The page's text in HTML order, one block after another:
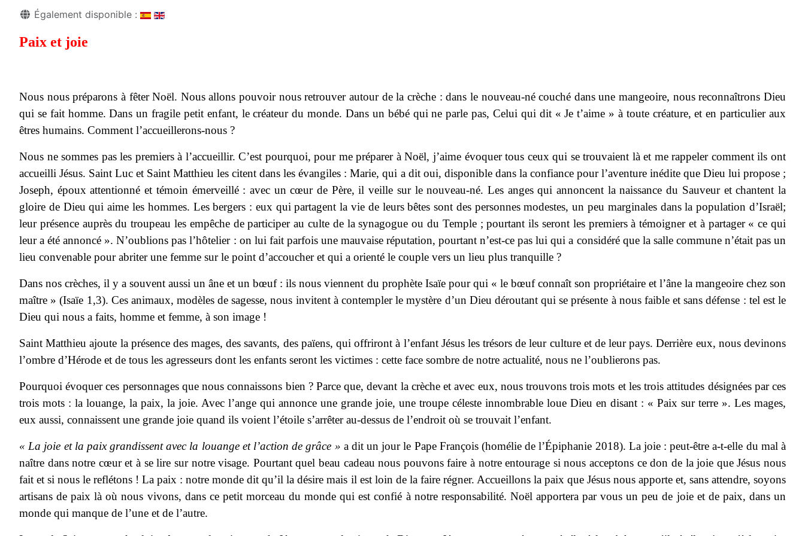
DétailsÉgalement disponible :
Paix et joie
Nous nous préparons à fêter Noël. Nous allons pouvoir nous retrouver autour de la crèche : dans le nouveau-né couché dans une mangeoire, nous reconnaîtrons Dieu
qui se fait homme. Dans un fragile petit enfant, le créateur du monde. Dans un bébé qui ne parle pas, Celui qui dit « Je t’aime » à toute créature, et en particulier aux
êtres humains. Comment l’accueillerons-nous ?
Nous ne sommes pas les premiers à l’accueillir. C’est pourquoi, pour me préparer à Noël, j’aime évoquer tous ceux qui se trouvaient là et me rappeler comment ils ont
accueilli Jésus. Saint Luc et Saint Matthieu les citent dans les évangiles : Marie, qui a dit oui, disponible dans la confiance pour l’aventure inédite que Dieu lui propose ;
Joseph, époux attentionné et témoin émerveillé : avec un cœur de Père, il veille sur le nouveau-né. Les anges qui annoncent la naissance du Sauveur et chantent la
gloire de Dieu qui aime les hommes. Les bergers : eux qui partagent la vie de leurs bêtes sont des personnes modestes, un peu marginales dans la population d’Israël;
leur présence auprès du troupeau les empêche de participer au culte de la synagogue ou du Temple ; pourtant ils seront les premiers à témoigner et à partager « ce qui
leur a été annoncé ». N’oublions pas l’hôtelier : on lui fait parfois une mauvaise réputation, pourtant n’est-ce pas lui qui a considéré que la salle commune n’était pas un
lieu convenable pour abriter une femme sur le point d’accoucher et qui a orienté le couple vers un lieu plus tranquille ?
Dans nos crèches, il y a souvent aussi un âne et un bœuf : ils nous viennent du prophète Isaïe pour qui « le bœuf connaît son propriétaire et l’âne la mangeoire chez son
maître » (Isaïe 1,3). Ces animaux, modèles de sagesse, nous invitent à contempler le mystère d’un Dieu déroutant qui se présente à nous faible et sans défense : tel est le
Dieu qui nous a faits, homme et femme, à son image !
Saint Matthieu ajoute la présence des mages, des savants, des païens, qui offriront à l’enfant Jésus les trésors de leur culture et de leur pays. Derrière eux, nous devinons
l’ombre d’Hérode et de tous les agresseurs dont les enfants seront les victimes : cette face sombre de notre actualité, nous ne l’oublierons pas.
Pourquoi évoquer ces personnages que nous connaissons bien ? Parce que, devant la crèche et avec eux, nous trouvons trois mots et les trois attitudes désignées par ces
trois mots : la louange, la paix, la joie. Avec l’ange qui annonce une grande joie, une troupe céleste innombrable loue Dieu en disant : « Paix sur terre ». Les mages,
eux aussi, connaissent une grande joie quand ils voient l’étoile s’arrêter au-dessus de l’endroit où se trouvait l’enfant.
« La joie et la paix grandissent avec la louange et l’action de grâce » a dit un jour le Pape François (homélie de l’Épiphanie 2018). La joie : peut-être a-t-elle du mal à
naître dans notre cœur et à se lire sur notre visage. Pourtant quel beau cadeau nous pouvons faire à notre entourage si nous acceptons ce don de la joie que Jésus nous
fait et si nous le reflétons ! La paix : notre monde dit qu’il la désire mais il est loin de la faire régner. Accueillons la paix que Jésus nous apporte et, sans attendre, soyons
artisans de paix là où nous vivons, dans ce petit morceau du monde qui est confié à notre responsabilité. Noël apportera par vous un peu de joie et de paix, dans un
monde qui manque de l’une et de l’autre.